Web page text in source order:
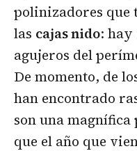
polinizadores que
las cajas nido: hay
agujeros del
De momento, de
han encontrado
son una magnífica
que el año que